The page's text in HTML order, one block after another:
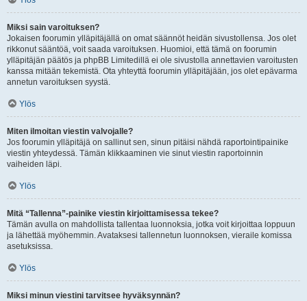
Miksi sain varoituksen?
Jokaisen foorumin ylläpitäjällä on omat säännöt heidän sivustollensa. Jos olet
rikkonut sääntöä, voit saada varoituksen. Huomioi, että tämä on foorumin
ylläpitäjän päätös ja phpBB Limitedillä ei ole sivustolla annettavien varoitusten
kanssa mitään tekemistä. Ota yhteyttä foorumin ylläpitäjään, jos olet epävarma
annetun varoituksen syystä.
Ylös
Miten ilmoitan viestin valvojalle?
Jos foorumin ylläpitäjä on sallinut sen, sinun pitäisi nähdä raportointipainike
viestin yhteydessä. Tämän klikkaaminen vie sinut viestin raportoinnin
vaiheiden läpi.
Ylös
Mitä “Tallenna”-painike viestin kirjoittamisessa tekee?
Tämän avulla on mahdollista tallentaa luonnoksia, jotka voit kirjoittaa loppuun
ja lähettää myöhemmin. Avataksesi tallennetun luonnoksen, vieraile komissa
asetuksissa.
Ylös
Miksi minun viestini tarvitsee hyväksynnän?